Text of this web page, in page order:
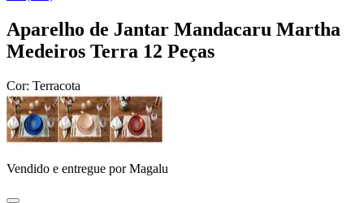
Aparelho de Jantar Mandacaru Martha
Medeiros Terra 12 Peças
Cor: Terracota
Vendido e entregue por Magalu